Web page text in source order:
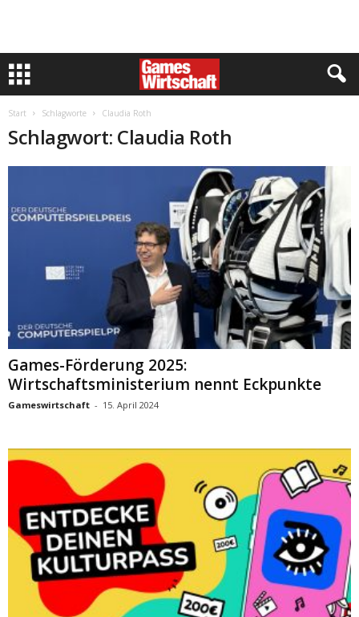
Start Schlagworte Claudia Roth
Schlagwort: Claudia Roth
Games-Förderung 2025:
Wirtschaftsministerium nennt Eckpunkte
Gameswirtschaft - 15. April 2024